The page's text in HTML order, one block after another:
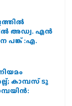
അഡ്വ. എന്‍
പങ്ക് :എ.
കാമ്പസ് ടു